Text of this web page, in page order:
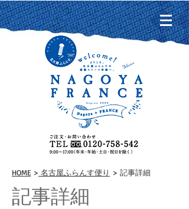
HOME > 名古屋ふらんす便り > 記事詳細
記事詳細